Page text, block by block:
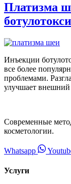
Платизма
Инъекции
все более
проблемами.
улучшает внешний
Современные
косметологии.
Whatsapp
Услуги